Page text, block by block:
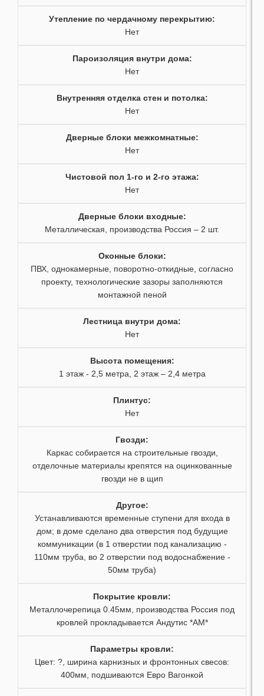
39
41
42
44
45
47
49
52
55
56
58
59
Утепление по чердачному перекрытию:
Нет
Пароизоляция внутри дома:
Нет
Внутренняя отделка стен и потолка:
Нет
Дверные блоки межкомнатные:
Нет
Чистовой пол 1-го и 2-го этажа:
Нет
Дверные блоки входные:
Металлическая, производства Россия – 2 шт.
Оконные блоки:
ПВХ, однокамерные, поворотно-откидные, согласно
проекту, технологические зазоры заполняются
монтажной пеной
Лестница внутри дома:
Нет
Высота помещения:
1 этаж - 2,5 метра, 2 этаж – 2,4 метра
Плинтус:
Нет
Гвозди:
Каркас собирается на строительные гвозди,
отделочные материалы крепятся на оцинкованные
гвозди не в щип
Другое:
Устанавливаются временные ступени для входа в
дом; в доме сделано два отверстия под будущие
коммуникации (в 1 отверстии под канализацию -
110мм труба, во 2 отверстии под водоснабжение -
50мм труба)
Покрытие кровли:
Металлочерепица 0.45мм, производства Россия под
кровлей прокладывается Андутис *АМ*
Параметры кровли:
Цвет: ?, ширина карнизных и фронтонных свесов:
400мм, подшиваются Евро Вагонкой